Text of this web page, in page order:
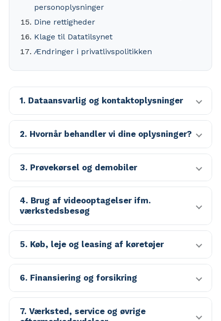
personoplysninger
Dine rettigheder
Klage til Datatilsynet
Ændringer i privatlivspolitikken
1. Dataansvarlig og kontaktoplysninger
2. Hvornår behandler vi dine oplysninger?
3. Prøvekørsel og demobiler
4. Brug af videooptagelser ifm.
værkstedsbesøg
5. Køb, leje og leasing af køretøjer
6. Finansiering og forsikring
7. Værksted, service og øvrige